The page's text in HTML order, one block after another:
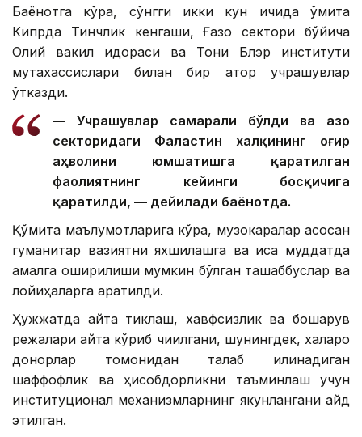
Баёнотга кўра, сўнгги икки кун ичида қўмита
Кипрда Тинчлик кенгаши, Ғазо сектори бўйича
Олий вакил идораси ва Тони Блэр институти
мутахассислари билан бир қатор учрашувлар
ўтказди.
— Учрашувлар самарали бўлди ва Ғазо
секторидаги Фаластин халқининг оғир
аҳволини юмшатишга қаратилган
фаолиятнинг кейинги босқичига
қаратилди, — дейилади баёнотда.
Қўмита маълумотларига кўра, музокаралар асосан
гуманитар вазиятни яхшилашга ва қисқа муддатда
амалга оширилиши мумкин бўлган ташаббуслар ва
лойиҳаларга қаратилди.
Ҳужжатда қайта тиклаш, хавфсизлик ва бошқарув
режалари қайта кўриб чиқилгани, шунингдек, халқаро
донорлар томонидан талаб қилинадиган
шаффофлик ва ҳисобдорликни таъминлаш учун
институционал механизмларнинг якунлангани қайд
этилган.